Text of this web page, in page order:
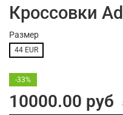
Кроссовки
Размер
44 EUR
-33%
10000.00 руб